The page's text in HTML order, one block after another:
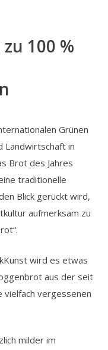
100 %
Grünen
Landwirtschaft in
Brot des Jahres
traditionelle
Blick gerückt wird,
aufmerksam zu
wird es etwas
aus der seit
vielfach vergessenen
milder im